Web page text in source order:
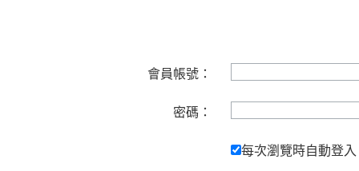
會員帳號：
密碼：
每次瀏覽時自動登入